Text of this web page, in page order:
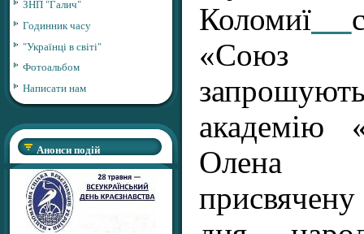
ЗНП "Галич"
Годинник часу
"Українці в світі"
Фотоальбом
Написати нам
Анонси подій
Коломиї
«Союз
академію
Олена